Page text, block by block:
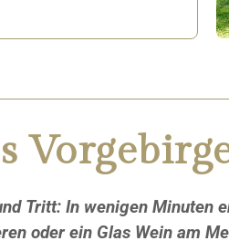
Tritt: In wenigen Minuten
oder ein Glas Wein am